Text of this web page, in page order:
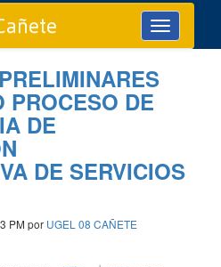
Toggle
navigation
PROCESO DE
DE
DE SERVICIOS
PM por UGEL 08 CAÑETE